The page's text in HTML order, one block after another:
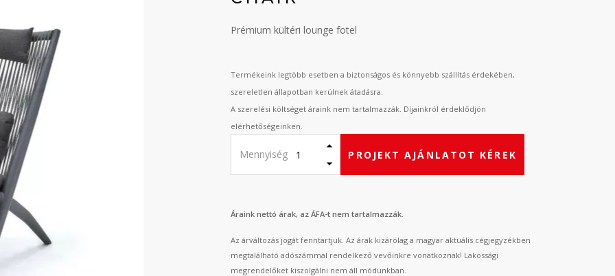
Prémium kültéri lounge fotel
Termékeink legtöbb esetben a biztonságos és könnyebb szállítás érdekében,
szereletlen állapotban kerülnek átadásra.
A szerelési költséget áraink nem tartalmazzák. Díjainkról érdeklődjön
elérhetőségeinken.
Mennyiség PROJEKT AJÁNLATOT KÉREK
Áraink nettó árak, az ÁFA-t nem tartalmazzák.
Az árváltozás jogát fenntartjuk. Az árak kizárólag a magyar aktuális cégjegyzékben
megtalálható adószámmal rendelkező vevőinkre vonatkoznak! Lakossági
megrendelőket kiszolgálni nem áll módunkban.